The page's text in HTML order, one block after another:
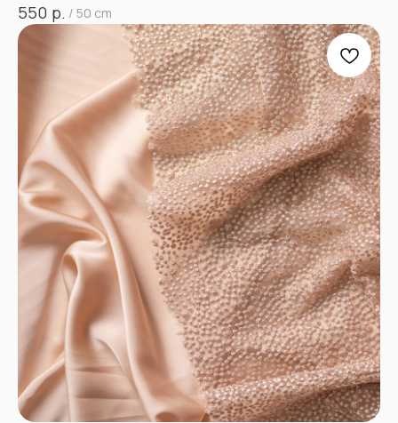
550 р. / 50 cm